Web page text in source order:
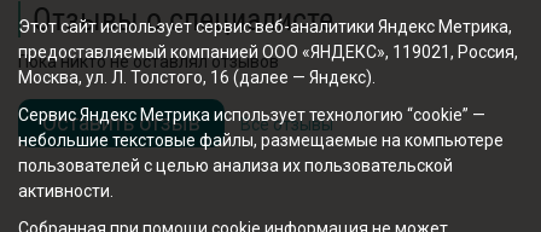
Отзывы о специалисте
Пока никто не оставлял отзывов
Оставить отзыв Все отзывы
Этот сайт использует сервис веб-аналитики Яндекс Метрика,
предоставляемый компанией ООО «ЯНДЕКС», 119021, Россия,
Москва, ул. Л. Толстого, 16 (далее — Яндекс).
Сервис Яндекс Метрика использует технологию “cookie” —
небольшие текстовые файлы, размещаемые на компьютере
пользователей с целью анализа их пользовательской
активности.